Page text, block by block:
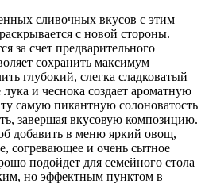
сливочных вкусов с этим
с новой стороны.
за счет предварительного
сохранить максимум
глубокий, слегка сладковатый
и чеснока создает ароматную
самую пикантную солоноватость
завершая вкусовую композицию.
добавить в меню яркий овощ,
согревающее и очень сытное
подойдет для семейного стола
но эффектным пунктом в